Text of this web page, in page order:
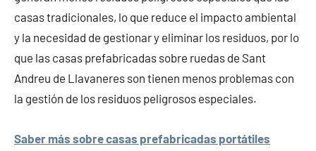
casas tradicionales, lo que reduce el impacto ambiental
y la necesidad de gestionar y eliminar los residuos, por lo
que las casas prefabricadas sobre ruedas de Sant
Andreu de Llavaneres son tienen menos problemas con
la gestión de los residuos peligrosos especiales.
Saber más sobre casas prefabricadas portátiles